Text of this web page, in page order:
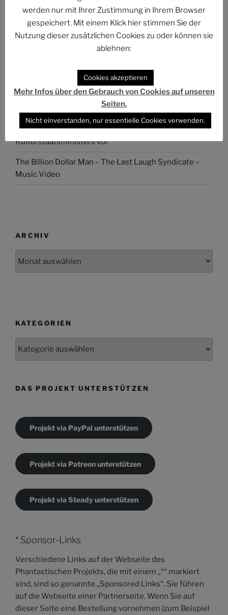
Collien Fernandes
PHANTUM NOVA 001 – Der Neubeginn
Der Stand der Dinge beim QUADRUVIUM CLUB
DAS PHANTASTISCHE PROJEKT – Hinein, hindurch
und darüber hinaus…
Abmahnung gegen BKM: Buchhandlung geht rechtlich
gegen Interview-Äußerungen des
Kulturstaatsministers vor
The Billion Dollar Man – The Last Laugh Syndicate –
Music Video
ARCHIV
KATEGORIEN
DAS PROJEKT UNTERSTÜTZEN
Projekt via PayPal unterstützen
Projekt via Patreon unterstützen
Projekt via Steady unterstützen
* Sponsor-Links
Verschiedene Links auf der Webseite des
Phantastischen Projekts, die mit einem „*“ markiert
sind, sind so genannte „Sponsored Links“. Sie führen
auf die Webseite einer Partnerseite. Wenn Sie auf
dieser Seite eine Bestellung vornehmen (zum Beispiel
werden nur mit Ihrer Zustimmung in Ihrem Browser
gespeichert. Mit einem Klick hier stimmen Sie der
Nutzung dieser zusätzlichen Cookies zu oder können sie
ablehnen:
Cookies akzeptieren
Mehr Infos über den Gebrauch von Cookies auf unseren
Seiten.
Nicht einverstanden, nur essentielle Cookies verwenden.